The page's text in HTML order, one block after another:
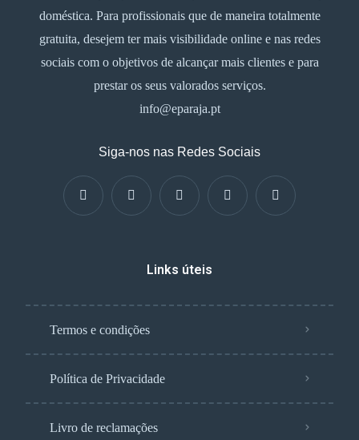
doméstica. Para profissionais que de maneira totalmente
gratuita, desejem ter mais visibilidade online e nas redes
sociais com o objetivos de alcançar mais clientes e para
prestar os seus valorados serviços.
info@eparaja.pt
Siga-nos nas Redes Sociais
Links úteis
Termos e condições
Política de Privacidade
Livro de reclamações